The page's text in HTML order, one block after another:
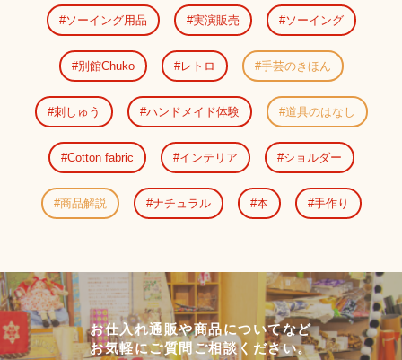
ソーイング用品 実演販売 ソーイング
別館Chuko レトロ 手芸のきほん
刺しゅう ハンドメイド体験 道具のはなし
Cotton fabric インテリア ショルダー
商品解説 ナチュラル 本 手作り
お仕入れ通販や商品についてなど
お気軽にご質問ご相談ください。